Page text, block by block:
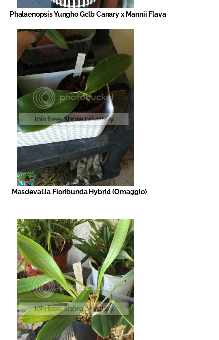
Phalaenopsis Yungho Gelb Canary x Mannii Flava
Masdevallia Floribunda Hybrid (Omaggio)